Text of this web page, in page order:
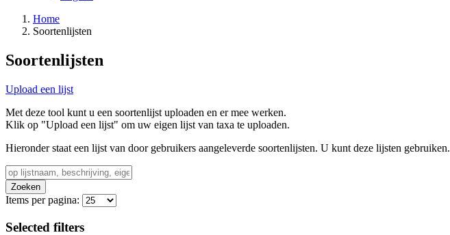
Home
Soortenlijsten
Soortenlijsten
Upload een lijst
Met deze tool kunt u een soortenlijst uploaden en er mee werken.
Klik op "Upload een lijst" om uw eigen lijst van taxa te uploaden.
Hieronder staat een lijst van door gebruikers aangeleverde soortenlijsten. U kunt deze lijsten gebruiken.
Zoeken
Items per pagina:
Selected filters